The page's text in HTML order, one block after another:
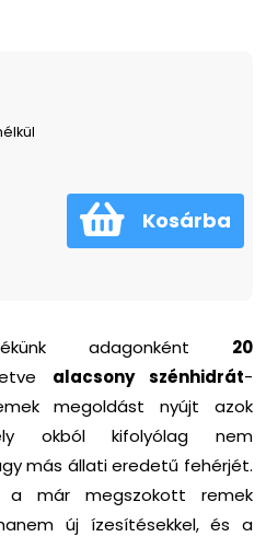
Kosárba
adagonként 20
alacsony szénhidrát-
megoldást nyújt azok
okból kifolyólag nem
más állati eredetű fehérjét.
a már megszokott remek
új ízesítésekkel, és a